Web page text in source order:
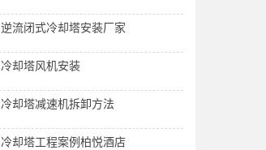
逆流闭式冷却塔安装厂家
冷却塔风机安装
冷却塔减速机拆卸方法
冷却塔工程案例柏悦酒店